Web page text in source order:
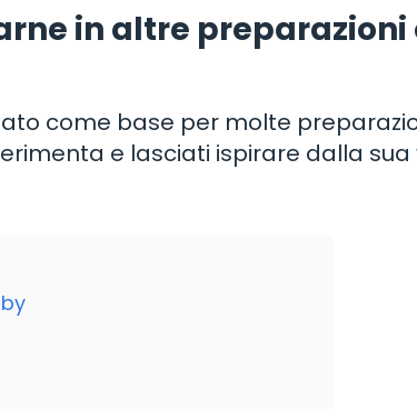
in altre
come base per molte
e lasciati ispirare dalla